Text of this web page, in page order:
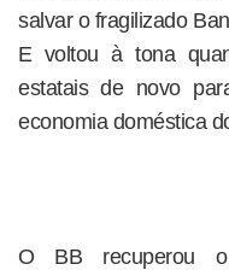
salvar o fragilizado
E voltou à tona
estatais de novo
economia doméstica
O BB recuperou